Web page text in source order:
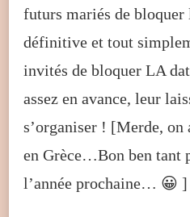
futurs mariés de bloquer
définitive et tout
invités de bloquer LA
assez en avance, leur
s’organiser ! [Merde,
en Grèce…Bon ben tant
l’année prochaine… 😀 ]